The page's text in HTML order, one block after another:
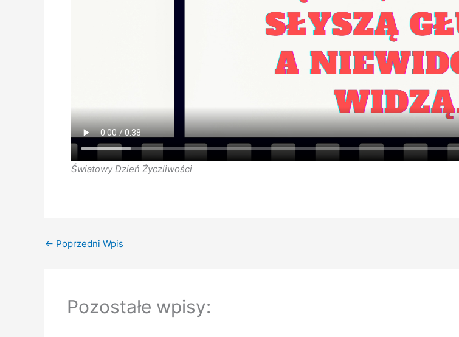
Światowy Dzień Życzliwości
← Poprzedni Wpis
Pozostałe wpisy: